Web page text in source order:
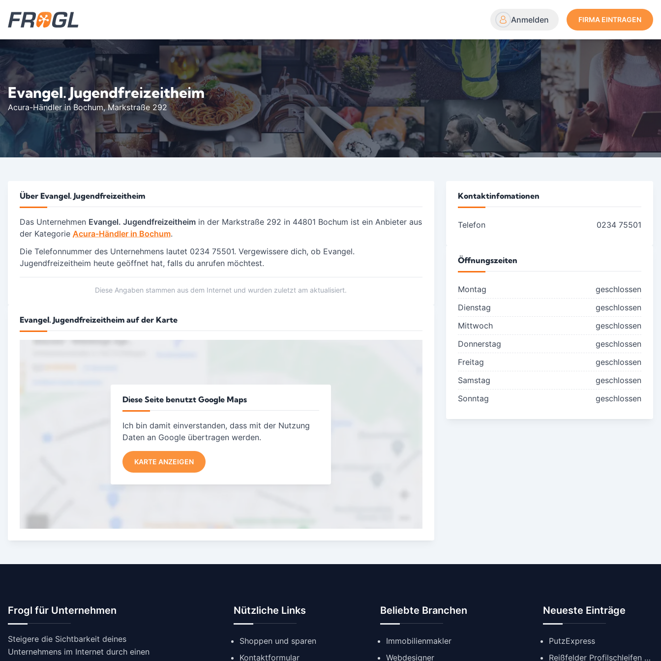
Anmelden FIRMA EINTRAGEN
Evangel. Jugendfreizeitheim
Acura-Händler in Bochum, Markstraße 292
Über Evangel. Jugendfreizeitheim
Das Unternehmen Evangel. Jugendfreizeitheim in der Markstraße 292 in 44801 Bochum ist ein Anbieter aus
der Kategorie Acura-Händler in Bochum.
Die Telefonnummer des Unternehmens lautet 0234 75501. Vergewissere dich, ob Evangel.
Jugendfreizeitheim heute geöffnet hat, falls du anrufen möchtest.
Diese Angaben stammen aus dem Internet und wurden zuletzt am aktualisiert.
Evangel. Jugendfreizeitheim auf der Karte
Diese Seite benutzt Google Maps
Ich bin damit einverstanden, dass mit der Nutzung
Daten an Google übertragen werden.
KARTE ANZEIGEN
Kontaktinfomationen
Telefon 0234 75501
Öffnungszeiten
Montag
geschlossen
Dienstag
geschlossen
Mittwoch
geschlossen
Donnerstag
geschlossen
Freitag
geschlossen
Samstag
geschlossen
Sonntag
geschlossen
Frogl für Unternehmen
Steigere die Sichtbarkeit deines
Unternehmens im Internet durch einen
Nützliche Links
Shoppen und sparen
Kontaktformular
Beliebte Branchen
Immobilienmakler
Webdesigner
Neueste Einträge
PutzExpress
Reißfelder Profilschleifen GmbH